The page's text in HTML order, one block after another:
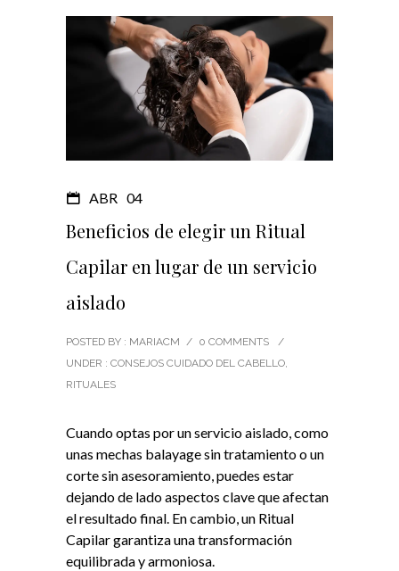
ABR 04
Beneficios de elegir un Ritual
Capilar en lugar de un servicio
aislado
POSTED BY : MARIACM / 0 COMMENTS
/
UNDER : CONSEJOS CUIDADO DEL CABELLO,
RITUALES
Cuando optas por un servicio aislado, como
unas mechas balayage sin tratamiento o un
corte sin asesoramiento, puedes estar
dejando de lado aspectos clave que afectan
el resultado final. En cambio, un Ritual
Capilar garantiza una transformación
equilibrada y armoniosa.